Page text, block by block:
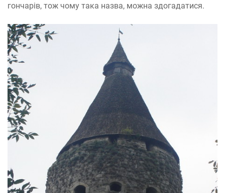
гончарів, тож чому така назва, можна здогадатися.